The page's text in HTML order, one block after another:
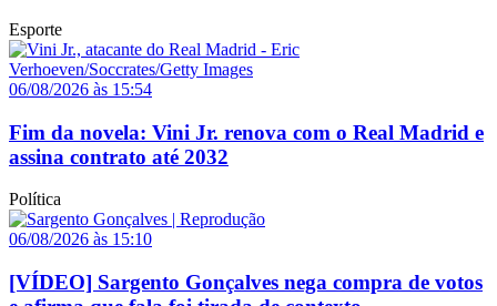
Esporte
06/08/2026 às 15:54
Fim da novela: Vini Jr. renova com o Real Madrid e
assina contrato até 2032
Política
06/08/2026 às 15:10
[VÍDEO] Sargento Gonçalves nega compra de votos